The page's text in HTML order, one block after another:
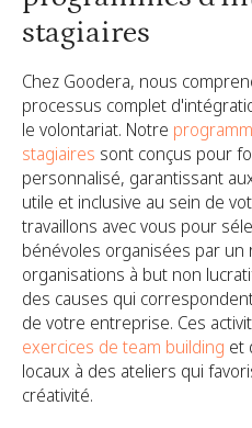
stagiaires
Chez Goodera, nous
processus complet
le volontariat. Notre
stagiaires sont conçus pour
personnalisé, garantissant
utile et inclusive au sein de
travaillons avec vous pour
bénévoles organisées par
organisations à but non
des causes qui
de votre entreprise. Ces
exercices de team building et
locaux à des ateliers qui
créativité.